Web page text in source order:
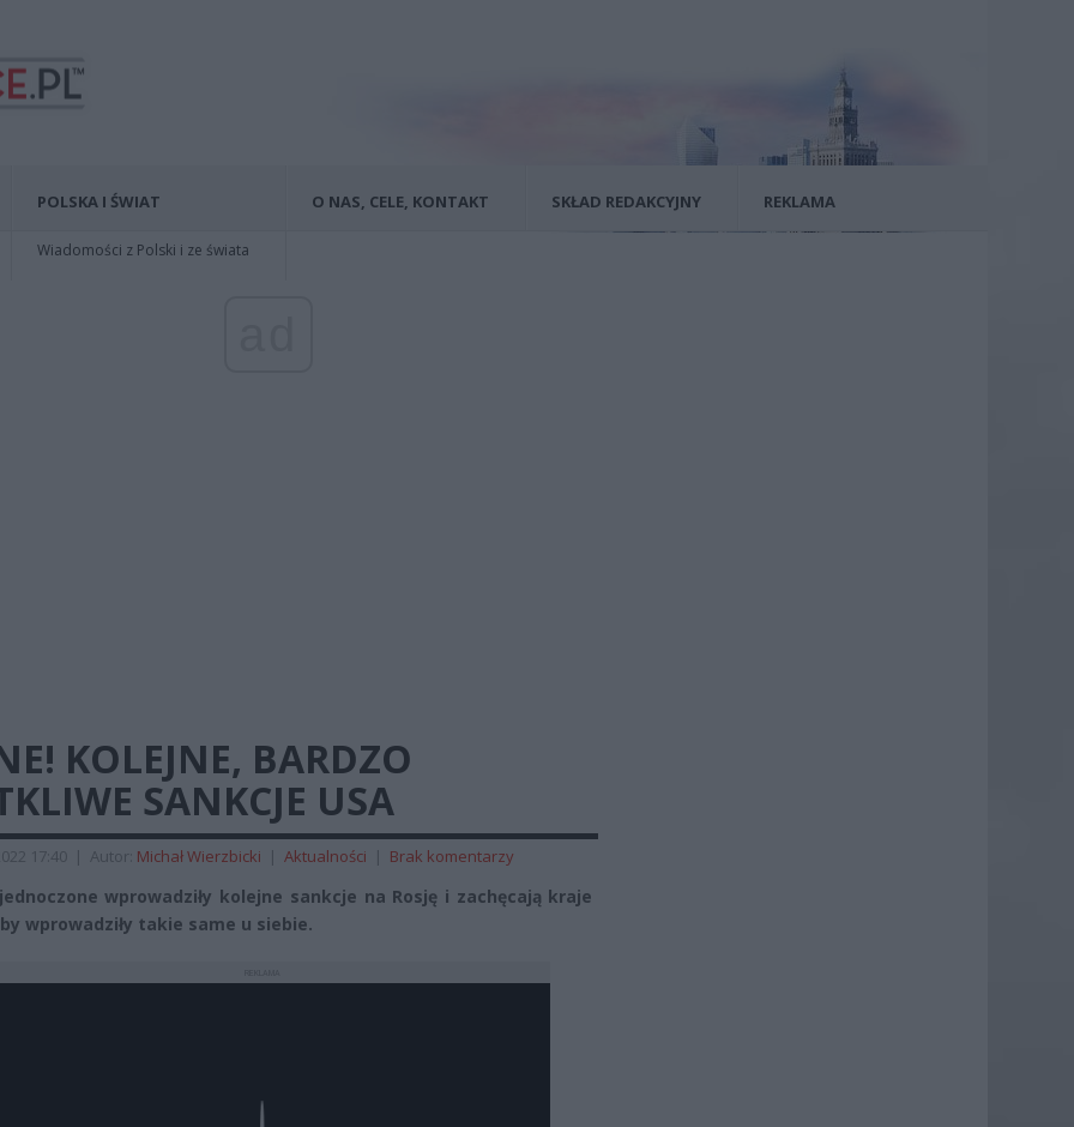
POLSKA I ŚWIAT
Wiadomości z Polski i ze świata
O NAS, CELE, KONTAKT SKŁAD REDAKCYJNY REKLAMA
KOLEJNE, BARDZO
SANKCJE USA
17:40 | Autor: Michał Wierzbicki | Aktualności | Brak komentarzy
wprowadziły kolejne sankcje na Rosję i zachęcają kraje
wprowadziły takie same u siebie.